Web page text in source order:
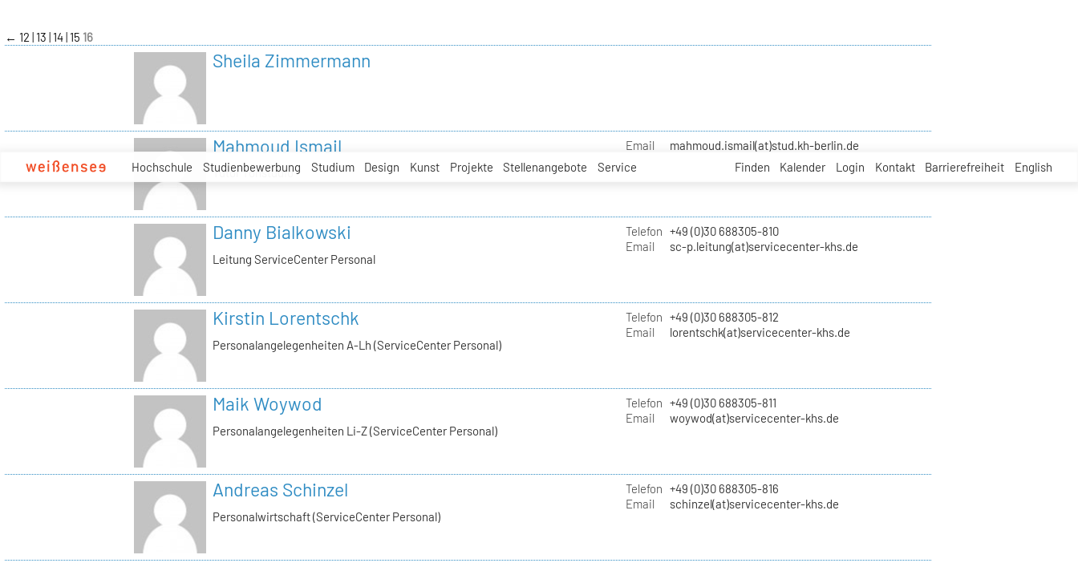
Hochschule Studienbewerbung Studium Design Kunst Projekte Stellenangebote Service Finden Kalender Login Kontakt Barrierefreiheit English
← 12 13 14 15 16
Sheila Zimmermann
Mahmoud Ismail
Tutor Tonstudio
Email mahmoud.ismail(at)stud.kh-berlin.de
Danny Bialkowski
Leitung ServiceCenter Personal
Telefon +49 (0)30 688305-810
Email
sc-p.leitung(at)servicecenter-khs.de
Kirstin Lorentschk
Personalangelegenheiten A-Lh (ServiceCenter Personal)
Telefon +49 (0)30 688305-812
Email
lorentschk(at)servicecenter-khs.de
Maik Woywod
Personalangelegenheiten Li-Z (ServiceCenter Personal)
Telefon +49 (0)30 688305-811
Email
woywod(at)servicecenter-khs.de
Andreas Schinzel
Personalwirtschaft (ServiceCenter Personal)
Telefon +49 (0)30 688305-816
Email
schinzel(at)servicecenter-khs.de